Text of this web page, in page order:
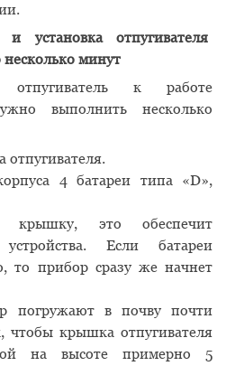
установка отпугивателя
несколько минут
отпугиватель к работе
выполнить несколько
отпугивателя.
4 батареи типа
«D»,
это обеспечит
устройства. Если батареи
то прибор сразу же начнет
погружают в почву почти
чтобы крышка отпугивателя
на высоте примерно 5